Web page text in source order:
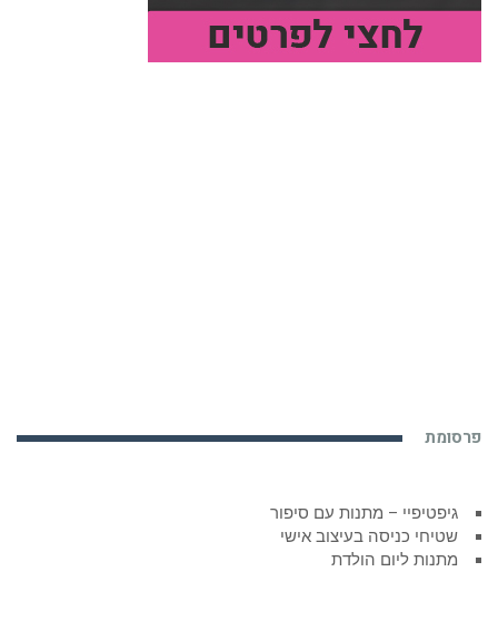
פרסומת
גיפטיפיי – מתנות עם סיפור
שטיחי כניסה בעיצוב אישי
מתנות ליום הולדת